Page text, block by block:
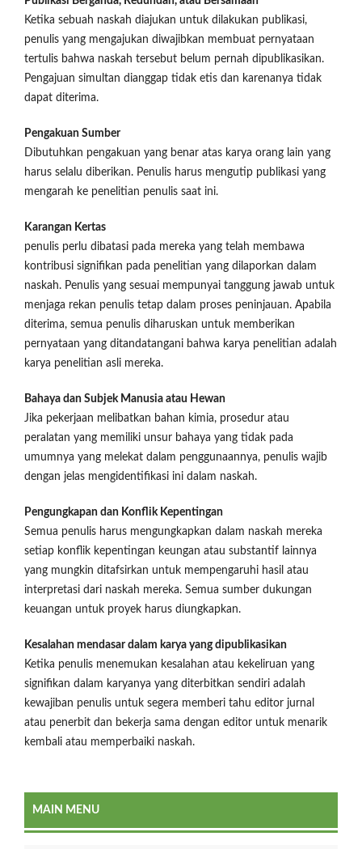
Ketika sebuah naskah diajukan untuk dilakukan publikasi,
penulis yang mengajukan diwajibkan membuat pernyataan
tertulis bahwa naskah tersebut belum pernah dipublikasikan.
Pengajuan simultan dianggap tidak etis dan karenanya tidak
dapat diterima.
Pengakuan Sumber
Dibutuhkan pengakuan yang benar atas karya orang lain yang
harus selalu diberikan. Penulis harus mengutip publikasi yang
mengarah ke penelitian penulis saat ini.
Karangan Kertas
penulis perlu dibatasi pada mereka yang telah membawa
kontribusi signifikan pada penelitian yang dilaporkan dalam
naskah. Penulis yang sesuai mempunyai tanggung jawab untuk
menjaga rekan penulis tetap dalam proses peninjauan. Apabila
diterima, semua penulis diharuskan untuk memberikan
pernyataan yang ditandatangani bahwa karya penelitian adalah
karya penelitian asli mereka.
Bahaya dan Subjek Manusia atau Hewan
Jika pekerjaan melibatkan bahan kimia, prosedur atau
peralatan yang memiliki unsur bahaya yang tidak pada
umumnya yang melekat dalam penggunaannya, penulis wajib
dengan jelas mengidentifikasi ini dalam naskah.
Pengungkapan dan Konflik Kepentingan
Semua penulis harus mengungkapkan dalam naskah mereka
setiap konflik kepentingan keungan atau substantif lainnya
yang mungkin ditafsirkan untuk mempengaruhi hasil atau
interpretasi dari naskah mereka. Semua sumber dukungan
keuangan untuk proyek harus diungkapkan.
Kesalahan mendasar dalam karya yang dipublikasikan
Ketika penulis menemukan kesalahan atau kekeliruan yang
signifikan dalam karyanya yang diterbitkan sendiri adalah
kewajiban penulis untuk segera memberi tahu editor jurnal
atau penerbit dan bekerja sama dengan editor untuk menarik
kembali atau memperbaiki naskah.
MAIN MENU